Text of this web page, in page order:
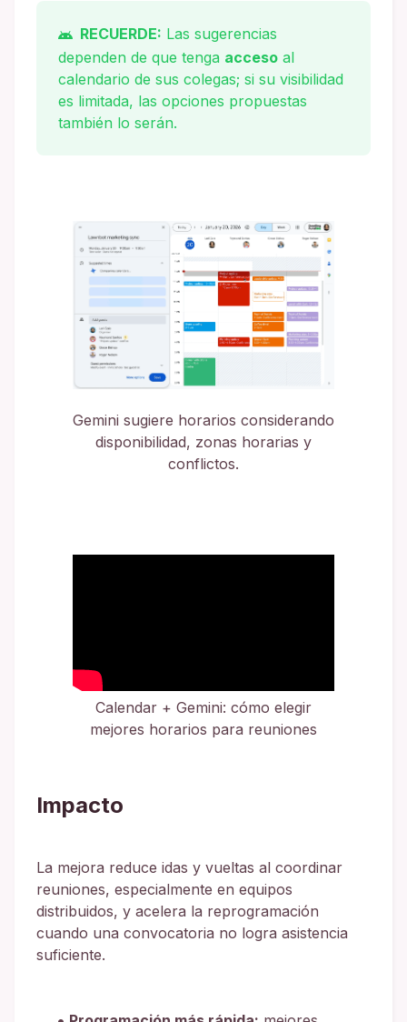
RECUERDE: Las sugerencias
dependen de que tenga acceso al
calendario de sus colegas; si su visibilidad
es limitada, las opciones propuestas
también lo serán.
Gemini sugiere horarios considerando
disponibilidad, zonas horarias y
conflictos.
Calendar + Gemini: cómo elegir
mejores horarios para reuniones
Impacto
La mejora reduce idas y vueltas al coordinar
reuniones, especialmente en equipos
distribuidos, y acelera la reprogramación
cuando una convocatoria no logra asistencia
suficiente.